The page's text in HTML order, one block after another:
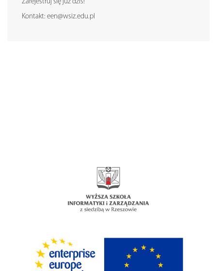
Zarejestruj się już dziś!
Kontakt: een@wsiz.edu.pl